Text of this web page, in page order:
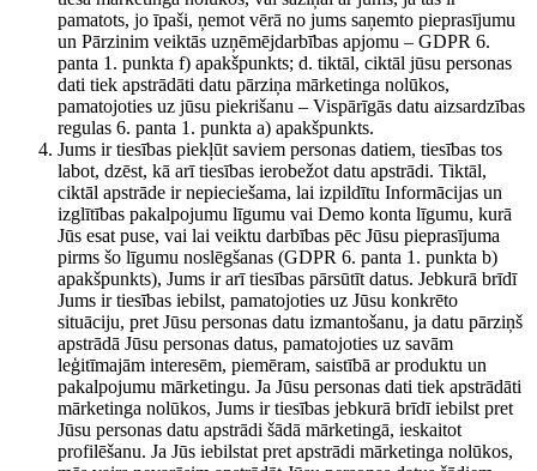
pamatots, jo īpaši, ņemot vērā no jums saņemto pieprasījumu
un Pārzinim veiktās uzņēmējdarbības apjomu – GDPR 6.
panta 1. punkta f) apakšpunkts; d. tiktāl, ciktāl jūsu personas
dati tiek apstrādāti datu pārziņa mārketinga nolūkos,
pamatojoties uz jūsu piekrišanu – Vispārīgās datu aizsardzības
regulas 6. panta 1. punkta a) apakšpunkts.
Jums ir tiesības piekļūt saviem personas datiem, tiesības tos
labot, dzēst, kā arī tiesības ierobežot datu apstrādi. Tiktāl,
ciktāl apstrāde ir nepieciešama, lai izpildītu Informācijas un
izglītības pakalpojumu līgumu vai Demo konta līgumu, kurā
Jūs esat puse, vai lai veiktu darbības pēc Jūsu pieprasījuma
pirms šo līgumu noslēgšanas (GDPR 6. panta 1. punkta b)
apakšpunkts), Jums ir arī tiesības pārsūtīt datus. Jebkurā brīdī
Jums ir tiesības iebilst, pamatojoties uz Jūsu konkrēto
situāciju, pret Jūsu personas datu izmantošanu, ja datu pārziņš
apstrādā Jūsu personas datus, pamatojoties uz savām
leģitīmajām interesēm, piemēram, saistībā ar produktu un
pakalpojumu mārketingu. Ja Jūsu personas dati tiek apstrādāti
mārketinga nolūkos, Jums ir tiesības jebkurā brīdī iebilst pret
Jūsu personas datu apstrādi šādā mārketingā, ieskaitot
profilēšanu. Ja Jūs iebilstat pret apstrādi mārketinga nolūkos,